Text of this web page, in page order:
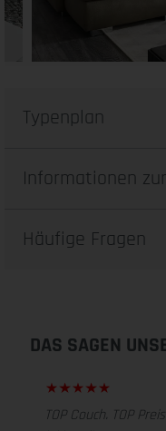
Typenplan
Informationen
Häufige Fragen
DAS SAGEN
TOP Couch. TOP